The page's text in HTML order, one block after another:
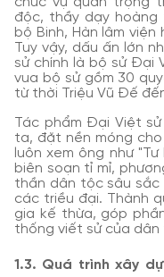
độc, thầy dạy hoàng
bộ Binh, Hàn lâm
Tuy vậy, dấu ấn lớn
sử chính là bộ sử Đại
vua bộ sử gồm 30
từ thời Triệu Vũ Đế
Tác phẩm Đại Việt
ta, đặt nền móng
luôn xem ông như
biên soạn tỉ mỉ,
thần dân tộc sâu sắc
các triều đại. Thành
gia kế thừa, góp
thống viết sử của dân
1.3. Quá trình xây